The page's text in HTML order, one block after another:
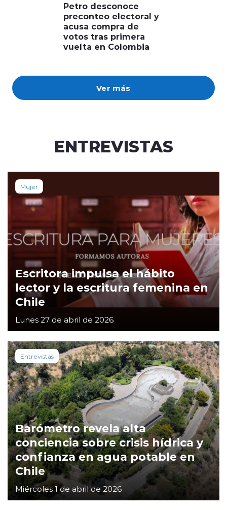
Ver más
Petro desconoce
preconteo electoral y
acusa compra de
votos tras primera
vuelta en Colombia
ENTREVISTAS
Mujer
Escritora impulsa el hábito
lector y la escritura femenina en
Chile
Lunes 27 de abril de 2026
Entrevistas
Barómetro revela alta
conciencia sobre crisis hídrica y
confianza en agua potable en
Chile
Miércoles 1 de abril de 2026